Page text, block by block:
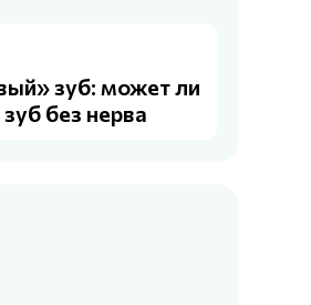
зуб: может ли
без нерва